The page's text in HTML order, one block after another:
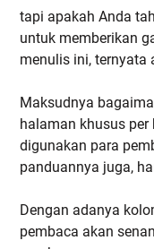
tapi apakah Anda
untuk memberikan
menulis ini, ternyata
Maksudnya
halaman khusus
digunakan para
panduannya juga,
Dengan adanya
pembaca akan